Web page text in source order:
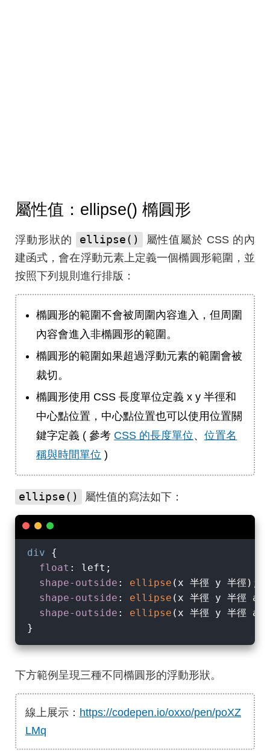
屬性值：ellipse() 橢圓形
浮動形狀的 ellipse()
屬性值屬於 CSS 的內
建函式，會在浮動元素上定義一個橢圓形範圍，並
按照下列規則進行排版：
橢圓形的範圍不會被周圍內容進入，但周圍
內容會進入非橢圓形的範圍。
橢圓形的範圍如果超過浮動元素的範圍會被
裁切。
橢圓形使用 CSS 長度單位定義 x y 半徑和
中心點位置，中心點位置也可以使用位置關
鍵字定義 ( 參考 CSS 的長度單位、 位置名
稱與時間單位 )
ellipse() 屬性值的寫法如下：
div {
float : left;
shape-outside : ellipse (x 半徑
shape-outside : ellipse (x 半徑 y 半徑
shape-outside : ellipse (x 半徑 y 半徑
下方範例呈現三種不同橢圓形的浮動形狀。
線上展示： https://codepen.io/oxxo/pen/poXZ
LMq